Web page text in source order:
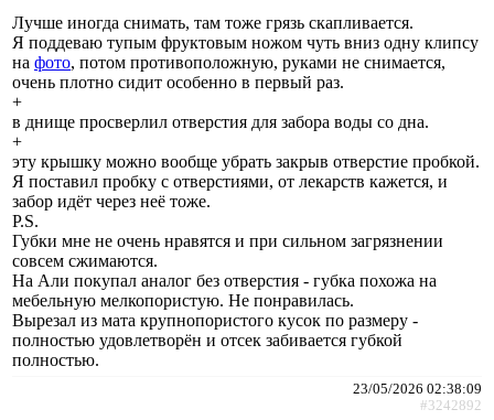
Лучше иногда снимать, там тоже грязь скапливается.
Я поддеваю тупым фруктовым ножом чуть вниз одну клипсу
на фото, потом противоположную, руками не снимается,
очень плотно сидит особенно в первый раз.
+
в днище просверлил отверстия для забора воды со дна.
+
эту крышку можно вообще убрать закрыв отверстие пробкой.
Я поставил пробку с отверстиями, от лекарств кажется, и
забор идёт через неё тоже.
P.S.
Губки мне не очень нравятся и при сильном загрязнении
совсем сжимаются.
На Али покупал аналог без отверстия - губка похожа на
мебельную мелкопористую. Не понравилась.
Вырезал из мата крупнопористого кусок по размеру -
полностью удовлетворён и отсек забивается губкой
полностью.
23/05/2026 02:38:09
#3242892